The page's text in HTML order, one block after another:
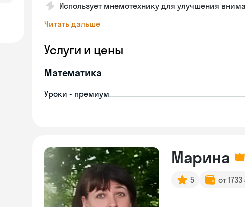
Использует мнемотехнику для улучшения
Читать дальше
Услуги и цены
Математика
Уроки - премиум
Марина
5 от